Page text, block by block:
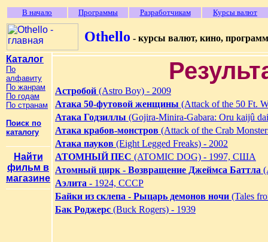
В начало Программы Разработчикам Курсы валют
Othello - курсы валют, кино,
Каталог
По
алфавиту
По жанрам
По годам
По странам
Поиск по
каталогу
Найти
фильм в
магазине
Астробой (Astro Boy) - 2009
Атака 50-футовой женщины (Attack of the 50 Ft.
Атака Годзиллы (Gojira-Minira-Gabara: Oru kaijû
Атака крабов-монстров (Attack of the Crab
Атака пауков (Eight Legged Freaks) - 2002
АТОМНЫЙ ПЕС (ATOMIC DOG) - 1997, США
Атомный цирк - Возвращение Джеймса Баттла
Аэлита - 1924, СССР
Байки из склепа - Рыцарь демонов ночи (Tales
Бак Роджерс (Buck Rogers) - 1939